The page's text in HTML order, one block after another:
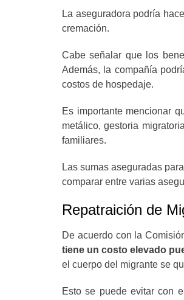
La aseguradora podría
cremación.
Cabe señalar que los
Además, la compañía
costos de hospedaje.
Es importante mencionar
metálico, gestoria
familiares.
Las sumas aseguradas
comparar entre varias
Repatraición de
De acuerdo con la
tiene un costo elevado
el cuerpo del migrante se
Esto se puede evitar con